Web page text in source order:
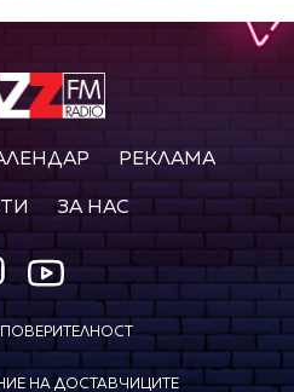
РЕКЛАМА
ЗА НАС
НА ДОСТАВЧИЦИТЕ